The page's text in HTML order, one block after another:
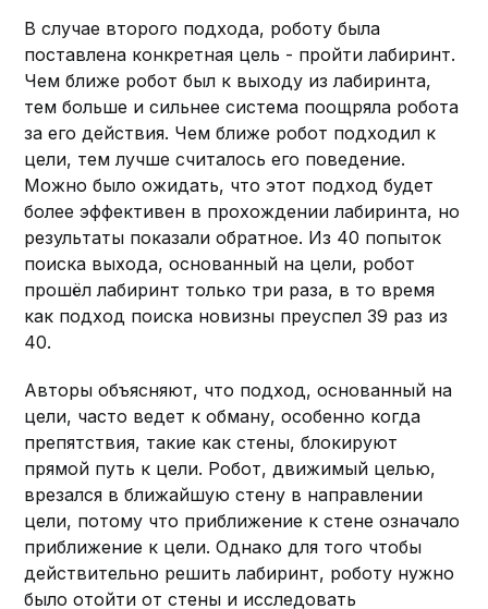
В случае второго подхода, роботу была
поставлена конкретная цель - пройти лабиринт.
Чем ближе робот был к выходу из лабиринта,
тем больше и сильнее система поощряла робота
за его действия. Чем ближе робот подходил к
цели, тем лучше считалось его поведение.
Можно было ожидать, что этот подход будет
более эффективен в прохождении лабиринта, но
результаты показали обратное. Из 40 попыток
поиска выхода, основанный на цели, робот
прошёл лабиринт только три раза, в то время
как подход поиска новизны преуспел 39 раз из
40.
Авторы объясняют, что подход, основанный на
цели, часто ведет к обману, особенно когда
препятствия, такие как стены, блокируют
прямой путь к цели. Робот, движимый целью,
врезался в ближайшую стену в направлении
цели, потому что приближение к стене означало
приближение к цели. Однако для того чтобы
действительно решить лабиринт, роботу нужно
было отойти от стены и исследовать